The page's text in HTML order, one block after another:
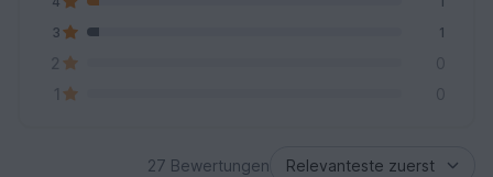
3
1
2
0
1
0
27 Bewertungen